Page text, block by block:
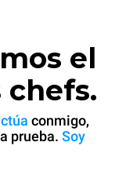
el
chefs.
conmigo,
prueba. Soy